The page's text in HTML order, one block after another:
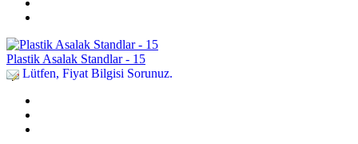
Plastik Asalak Standlar - 15
Lütfen, Fiyat Bilgisi Sorunuz.